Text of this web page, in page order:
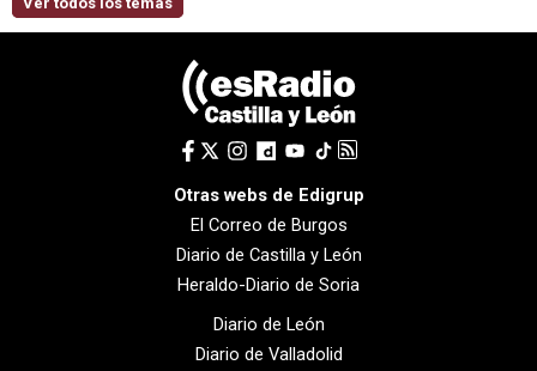
Otras webs de Edigrup
El Correo de Burgos
Diario de Castilla y León
Heraldo-Diario de Soria
Diario de León
Diario de Valladolid